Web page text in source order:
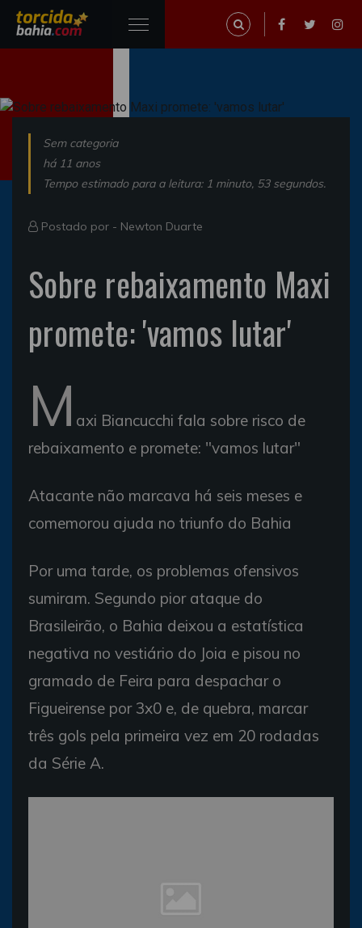
Sem categoria
há 11 anos
Tempo estimado para a leitura: 1 minuto, 53 segundos.
Postado por - Newton Duarte
Sobre rebaixamento Maxi
promete: 'vamos lutar'
M axi Biancucchi fala sobre risco de
rebaixamento e promete: "vamos lutar"
Atacante não marcava há seis meses e
comemorou ajuda no triunfo do Bahia
Por uma tarde, os problemas ofensivos
sumiram. Segundo pior ataque do
Brasileirão, o Bahia deixou a estatística
negativa no vestiário do Joia e pisou no
gramado de Feira para despachar o
Figueirense por 3x0 e, de quebra, marcar
três gols pela primeira vez em 20 rodadas
da Série A.